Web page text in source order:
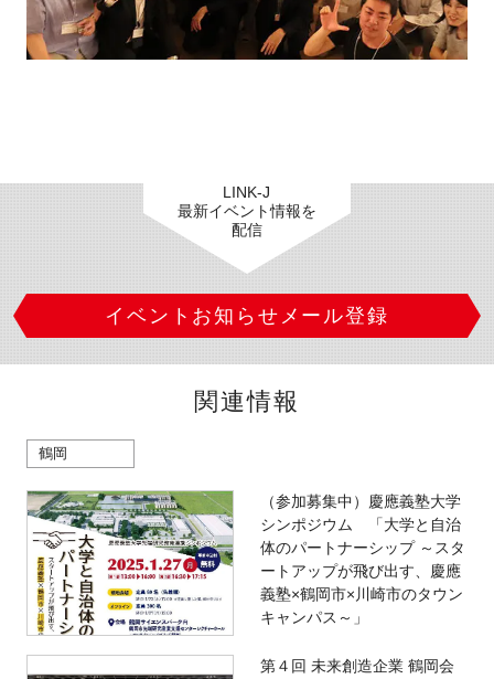
LINK-J
最新イベント情報を
配信
イベントお知らせメール登録
関連情報
鶴岡
（参加募集中）慶應義塾大学
シンポジウム 「大学と自治
体のパートナーシップ ～スタ
ートアップが飛び出す、慶應
義塾×鶴岡市×川崎市のタウン
キャンパス～」
第４回 未来創造企業 鶴岡会